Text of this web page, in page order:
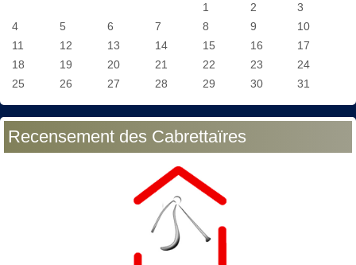
1
2
3
4
5 6 7 8 9
10
11
12 13 14 15 16
17
18
19 20 21 22 23
24
25
26 27 28 29 30 31
Recensement des Cabrettaïres